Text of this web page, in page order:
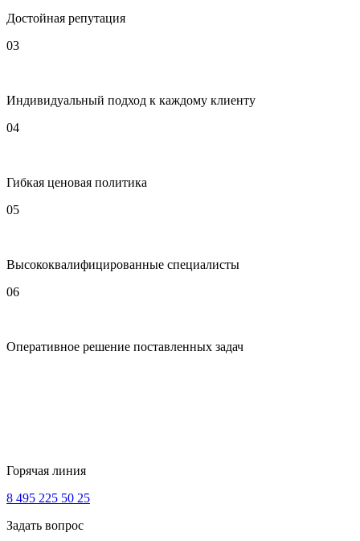
Достойная репутация
03
Индивидуальный подход к каждому клиенту
04
Гибкая ценовая политика
05
Высококвалифицированные специалисты
06
Оперативное решение поставленных задач
Горячая линия
8 495 225 50 25
Задать вопрос